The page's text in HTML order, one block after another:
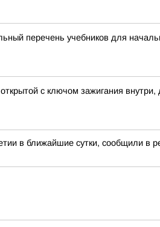
перечень учебников для
с ключом зажигания
в ближайшие сутки, сообщили в